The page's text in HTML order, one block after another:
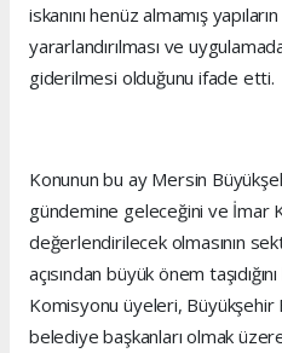
iskanını henüz almamış
yararlandırılması ve
giderilmesi olduğunu ifade etti.
Konunun bu ay Mersin
gündemine geleceğini ve İmar
değerlendirilecek olmasının
açısından büyük önem
Komisyonu üyeleri,
belediye başkanları olmak